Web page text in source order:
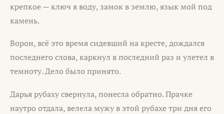
крепкое — ключ в воду, замок в землю, язык мой под
камень.
Ворон, всё это время сидевший на кресте, дождался
последнего слова, каркнул в последний раз и улетел в
темноту. Дело было принято.
Дарья рубаху свернула, понесла обратно. Прачке
наутро отдала, велела мужу в этой рубахе три дня его